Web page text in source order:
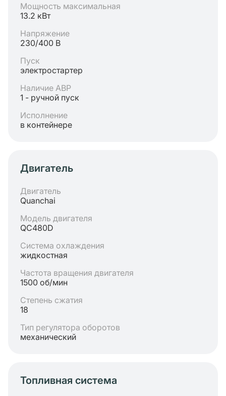
Мощность максимальная
13.2 кВт
Напряжение
230/400 В
Пуск
электростартер
Наличие АВР
1 - ручной пуск
Исполнение
в контейнере
Двигатель
Двигатель
Quanchai
Модель двигателя
QC480D
Система охлаждения
жидкостная
Частота вращения двигателя
1500 об/мин
Степень сжатия
18
Тип регулятора оборотов
механический
Топливная система